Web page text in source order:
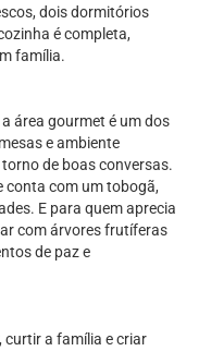
dois dormitórios
é completa,
família.
área gourmet é um dos
e ambiente
de boas conversas.
conta com um tobogã,
E para quem aprecia
com árvores frutíferas
de paz e
curtir a família e criar